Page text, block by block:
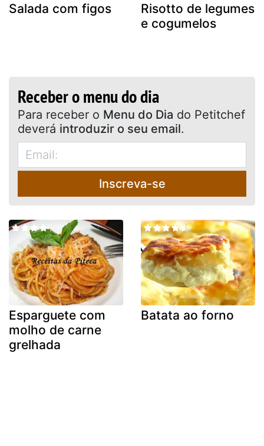
Salada com figos
Risotto de legumes
e cogumelos
Receber o menu do dia
Para receber o Menu do Dia do Petitchef
deverá introduzir o seu email.
Inscreva-se
Esparguete com
molho de carne
grelhada
Batata ao forno